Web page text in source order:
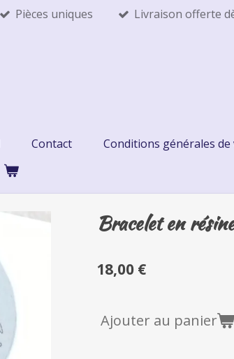
Pièces uniques Livraison offerte
Contact
Conditions générales de
Bracelet en résine
18,00 €
Ajouter au panier